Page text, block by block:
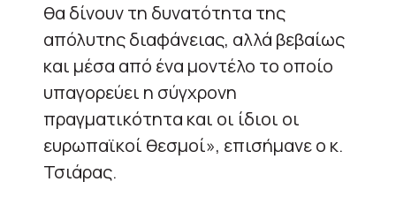
θα δίνουν τη δυνατότητα της
απόλυτης διαφάνειας, αλλά βεβαίως
και μέσα από ένα μοντέλο το οποίο
υπαγορεύει η σύγχρονη
πραγματικότητα και οι ίδιοι οι
ευρωπαϊκοί θεσμοί», επισήμανε ο κ.
Τσιάρας.